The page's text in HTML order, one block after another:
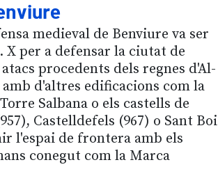
medieval de Benviure va ser
X per a defensar la ciutat de
procedents dels regnes d'Al-
d'altres edificacions com la
Salbana o els castells de
Castelldefels (967) o Sant Boi
l'espai de frontera amb els
conegut com la Marca